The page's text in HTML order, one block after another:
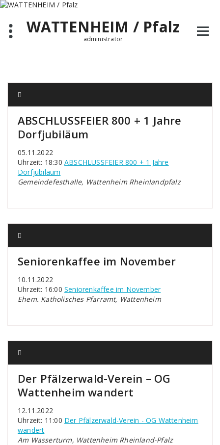
Zum
springenWATTENHEIM / Pfalz
administrator
ABSCHLUSSFEIER 800 + 1 Jahre
Dorfjubiläum
05.11.2022
Uhrzeit: 18:30 ABSCHLUSSFEIER 800 + 1 Jahre
Dorfjubiläum
Gemeindefesthalle, Wattenheim Rheinlandpfalz
Seniorenkaffee im November
10.11.2022
Uhrzeit: 16:00 Seniorenkaffee im November
Ehem. Katholisches Pfarramt, Wattenheim
Der Pfälzerwald-Verein – OG
Wattenheim wandert
12.11.2022
Uhrzeit: 11:00 Der Pfälzerwald-Verein - OG Wattenheim
wandert
Am Wasserturm, Wattenheim Rheinland-Pfalz